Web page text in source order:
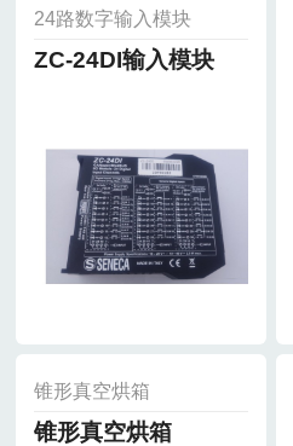
24路数字输入模块
ZC-24DI输入模块
锥形真空烘箱
锥形真空烘箱